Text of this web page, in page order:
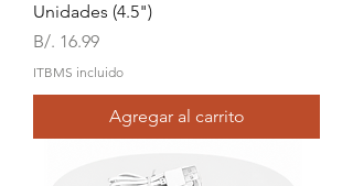
Unidades (4.5")
Precio
B/. 16.99
ITBMS incluido
Agregar al carrito